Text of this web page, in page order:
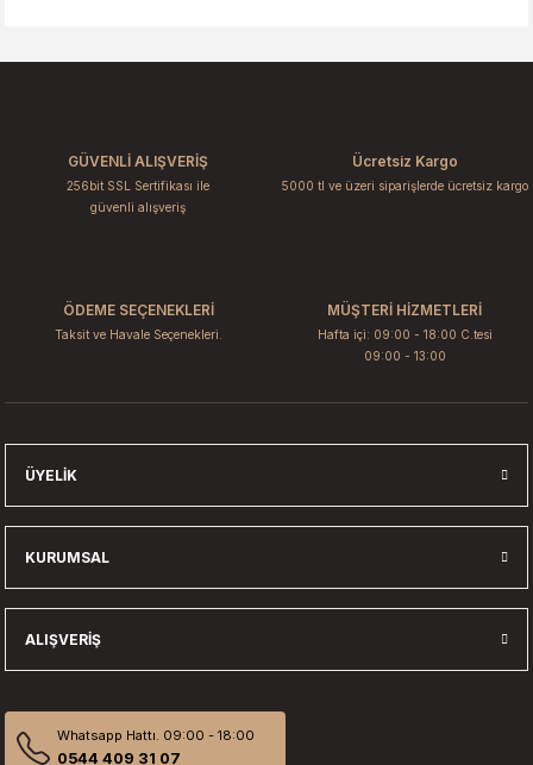
Ürün açıklamasında eksik bilgiler bulunuyor.
Ürün bilgilerinde hatalar bulunuyor.
GÜVENLİ ALIŞVERİŞ
256bit SSL Sertifikası ile
güvenli alışveriş
Ücretsiz Kargo
5000 tl ve üzeri siparişlerde ücretsiz kargo
ÖDEME SEÇENEKLERİ
Taksit ve Havale Seçenekleri.
MÜŞTERİ HİZMETLERİ
Hafta içi: 09:00 - 18:00 C.tesi
09:00 - 13:00
ÜYELIK
KURUMSAL
ALIŞVERIŞ
Whatsapp Hattı. 09:00 - 18:00
0544 409 31 07